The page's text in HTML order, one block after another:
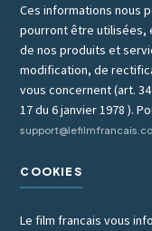
Ces informations nous
pourront être utilisées,
de nos produits et
modification, de
vous concernent (art.
17 du 6 janvier 1978 ).
COOKIES
Le film francais vous